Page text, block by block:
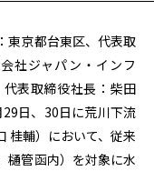
東京都台東区、代表取
社ジャパン・インフ
表取締役社長：柴田
日、30日に荒川下流
桂輔）において、従来
樋管函内）を対象に水